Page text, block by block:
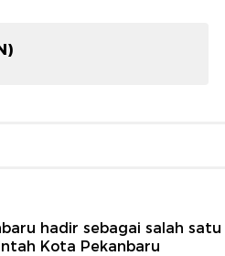
hadir sebagai salah satu
Kota Pekanbaru